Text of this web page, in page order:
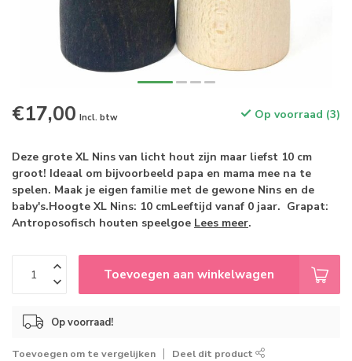
€17,00 Incl. btw Op voorraad (3)
Deze grote XL Nins van licht hout zijn maar liefst 10 cm
groot! Ideaal om bijvoorbeeld papa en mama mee na te
spelen. Maak je eigen familie met de gewone Nins en de
baby's.Hoogte XL Nins: 10 cmLeeftijd vanaf 0 jaar. Grapat:
Antroposofisch houten speelgoe Lees meer.
Toevoegen aan winkelwagen
Op voorraad!
Toevoegen om te vergelijken Deel dit product